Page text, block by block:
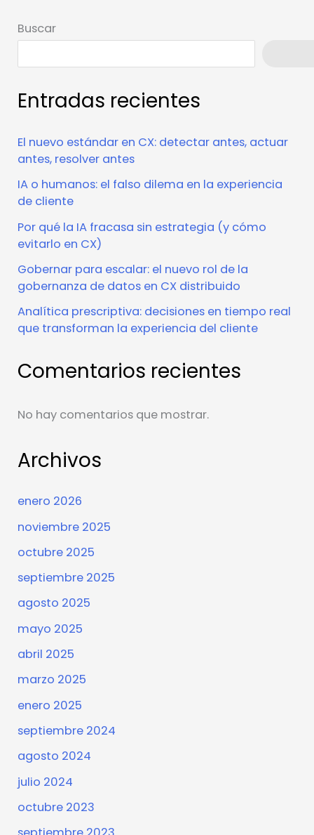
Buscar
Entradas recientes
El nuevo estándar en CX: detectar antes, actuar
antes, resolver antes
IA o humanos: el falso dilema en la experiencia
de cliente
Por qué la IA fracasa sin estrategia (y cómo
evitarlo en CX)
Gobernar para escalar: el nuevo rol de la
gobernanza de datos en CX distribuido
Analítica prescriptiva: decisiones en tiempo real
que transforman la experiencia del cliente
Comentarios recientes
No hay comentarios que mostrar.
Archivos
enero 2026
noviembre 2025
octubre 2025
septiembre 2025
agosto 2025
mayo 2025
abril 2025
marzo 2025
enero 2025
septiembre 2024
agosto 2024
julio 2024
octubre 2023